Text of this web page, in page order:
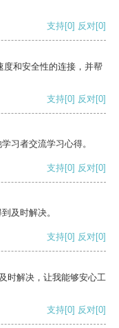
支持[0] 反对[0]
度和安全性的连接，并帮
支持[0] 反对[0]
习者交流学习心得。
支持[0] 反对[0]
及时解决。
支持[0] 反对[0]
时解决，让我能够安心工
支持[0] 反对[0]